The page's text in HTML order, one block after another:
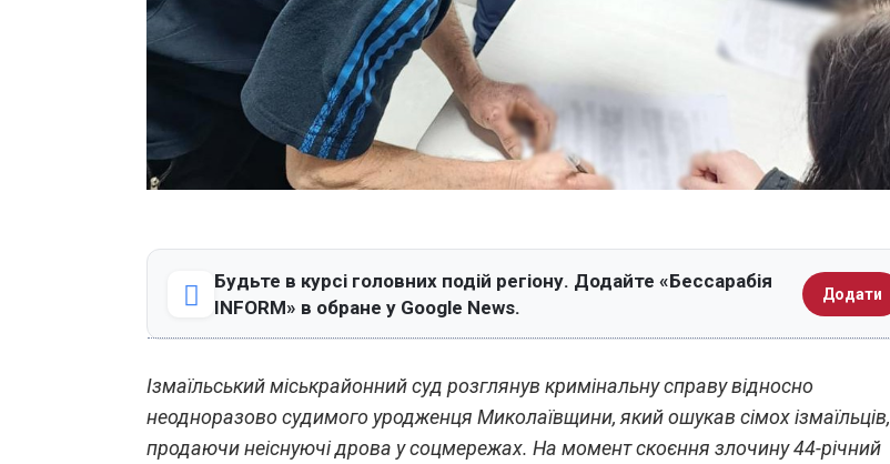
Будьте в курсі головних подій регіону. Додайте «Бессарабія
INFORM» в обране у Google News.
Додати
Ізмаїльський міськрайонний суд розглянув кримінальну справу відносно
неодноразово судимого уродженця Миколаївщини, який ошукав сімох ізмаїльців,
продаючи неіснуючі дрова у соцмережах. На момент скоєння злочину 44-річний